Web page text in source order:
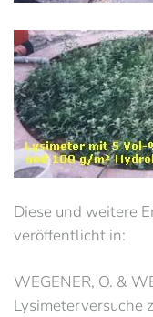
Diese und weitere
veröffentlicht in:
WEGENER, O. &
Lysimeterversuche